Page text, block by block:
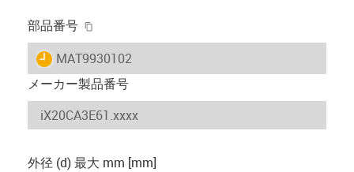
部品番号
igus-icon-lieferzeit
MAT9930102
メーカー製品番号
外径 (d) 最大 mm [mm]